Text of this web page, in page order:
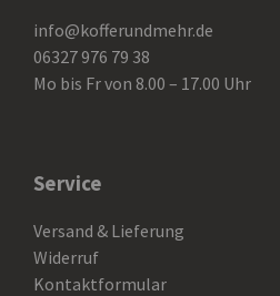
info@kofferundmehr.de
06327 976 79 38
Mo bis Fr von 8.00 – 17.00 Uhr
Service
Versand & Lieferung
Widerruf
Kontaktformular